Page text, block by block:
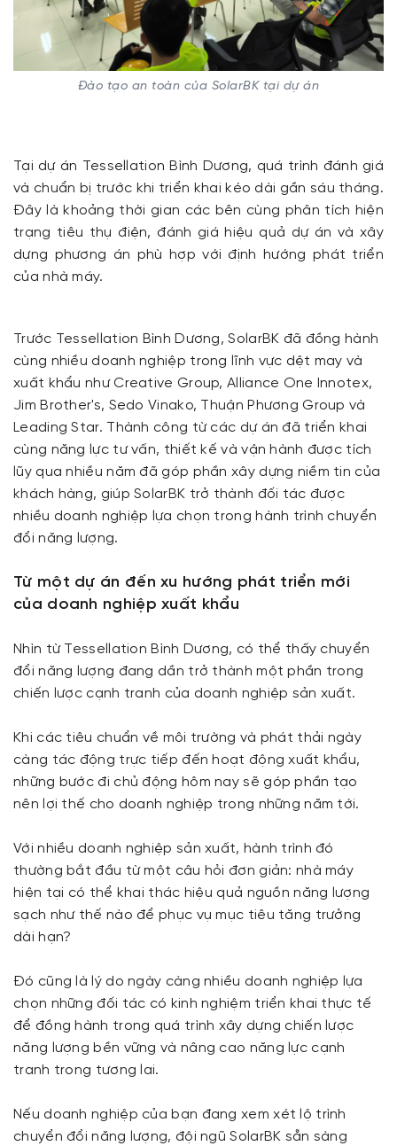
Đào tạo an toàn của SolarBK tại dự án
Tại dự án Tessellation Bình Dương, quá trình đánh giá
và chuẩn bị trước khi triển khai kéo dài gần sáu tháng.
Đây là khoảng thời gian các bên cùng phân tích hiện
trạng tiêu thụ điện, đánh giá hiệu quả dự án và xây
dựng phương án phù hợp với định hướng phát triển
của nhà máy.
Trước Tessellation Bình Dương, SolarBK đã đồng hành
cùng nhiều doanh nghiệp trong lĩnh vực dệt may và
xuất khẩu như Creative Group, Alliance One Innotex,
Jim Brother's, Sedo Vinako, Thuận Phương Group và
Leading Star. Thành công từ các dự án đã triển khai
cùng năng lực tư vấn, thiết kế và vận hành được tích
lũy qua nhiều năm đã góp phần xây dựng niềm tin của
khách hàng, giúp SolarBK trở thành đối tác được
nhiều doanh nghiệp lựa chọn trong hành trình chuyển
đổi năng lượng.
Từ một dự án đến xu hướng phát triển mới
của doanh nghiệp xuất khẩu
Nhìn từ Tessellation Bình Dương, có thể thấy chuyển
đổi năng lượng đang dần trở thành một phần trong
chiến lược cạnh tranh của doanh nghiệp sản xuất.
Khi các tiêu chuẩn về môi trường và phát thải ngày
càng tác động trực tiếp đến hoạt động xuất khẩu,
những bước đi chủ động hôm nay sẽ góp phần tạo
nên lợi thế cho doanh nghiệp trong những năm tới.
Với nhiều doanh nghiệp sản xuất, hành trình đó
thường bắt đầu từ một câu hỏi đơn giản: nhà máy
hiện tại có thể khai thác hiệu quả nguồn năng lượng
sạch như thế nào để phục vụ mục tiêu tăng trưởng
dài hạn?
Đó cũng là lý do ngày càng nhiều doanh nghiệp lựa
chọn những đối tác có kinh nghiệm triển khai thực tế
để đồng hành trong quá trình xây dựng chiến lược
năng lượng bền vững và nâng cao năng lực cạnh
tranh trong tương lai.
Nếu doanh nghiệp của bạn đang xem xét lộ trình
chuyển đổi năng lượng, đội ngũ SolarBK sẵn sàng